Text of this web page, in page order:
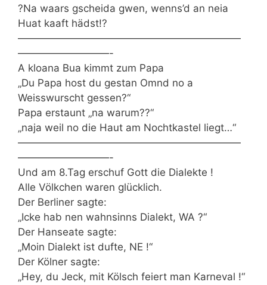
?Na waars gscheida gwen, wenns’d an neia
Huat kaaft hädst!?
——————————————————————
—————————-
A kloana Bua kimmt zum Papa
„Du Papa host du gestan Omnd no a
Weisswurscht gessen?“
Papa erstaunt „na warum??“
„naja weil no die Haut am Nochtkastel liegt…“
——————————————————————
—————————-
Und am 8.Tag erschuf Gott die Dialekte !
Alle Völkchen waren glücklich.
Der Berliner sagte:
„Icke hab nen wahnsinns Dialekt, WA ?“
Der Hanseate sagte:
„Moin Dialekt ist dufte, NE !“
Der Kölner sagte:
„Hey, du Jeck, mit Kölsch feiert man Karneval !“